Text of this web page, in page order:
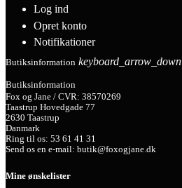
Log ind
Opret konto
Notifikationer
Butiksinformation keyboard_arrow_down
Butiksinformation
Fox og Jane / CVR: 38570269
Taastrup Hovedgade 77
2630 Taastrup
Danmark
Ring til os: 53 61 41 31
Send os en e-mail: butik@foxogjane.dk
Mine ønskelister